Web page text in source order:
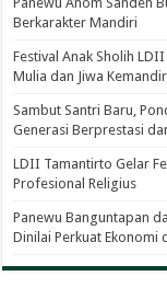
Berkarakter Mandiri
Festival Anak Sholih
Mulia dan Jiwa
Sambut Santri Baru,
Generasi Berprestasi
LDII Tamantirto Gelar
Profesional Religius
Panewu Banguntapan
Dinilai Perkuat Ekonomi